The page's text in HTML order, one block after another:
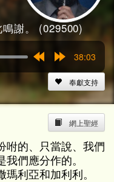
謝。 (029500)
15s
38:03
奉獻支持
網上聖經
咐的、只當說、我們
們應分作的。
利亞和加利利。